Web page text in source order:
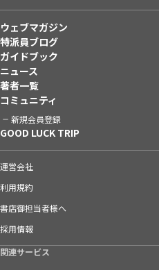
ウェブマガジン
特派員ブログ
ガイドブック
ニュース
著者一覧
コミュニティ
新規会員登録
GOOD LUCK TRIP
運営会社
利用規約
書店御担当者様へ
採用情報
関連サービス